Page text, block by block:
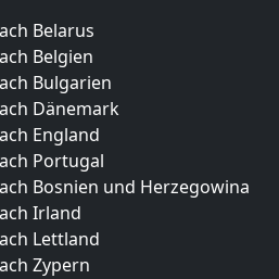
Belarus
Belgien
Bulgarien
Dänemark
England
Portugal
Bosnien und Herzegowina
Irland
Lettland
Zypern